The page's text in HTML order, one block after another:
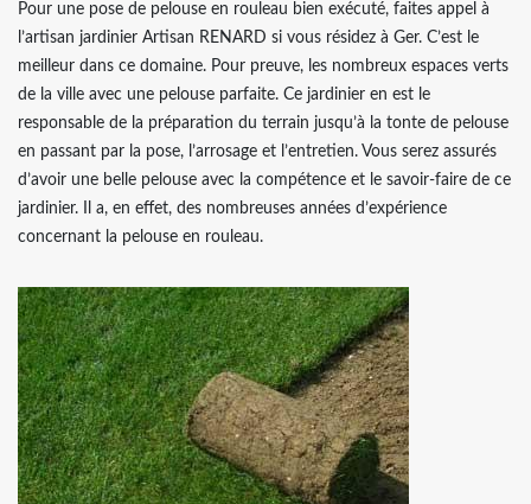
Pour une pose de pelouse en rouleau bien exécuté, faites appel à
l’artisan jardinier Artisan RENARD si vous résidez à Ger. C’est le
meilleur dans ce domaine. Pour preuve, les nombreux espaces verts
de la ville avec une pelouse parfaite. Ce jardinier en est le
responsable de la préparation du terrain jusqu’à la tonte de pelouse
en passant par la pose, l’arrosage et l’entretien. Vous serez assurés
d’avoir une belle pelouse avec la compétence et le savoir-faire de ce
jardinier. Il a, en effet, des nombreuses années d’expérience
concernant la pelouse en rouleau.